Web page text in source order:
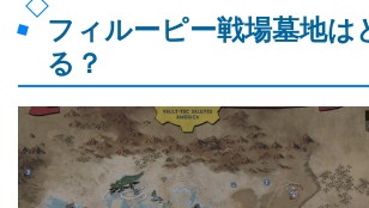
フィルーピー戦場墓地は
る？